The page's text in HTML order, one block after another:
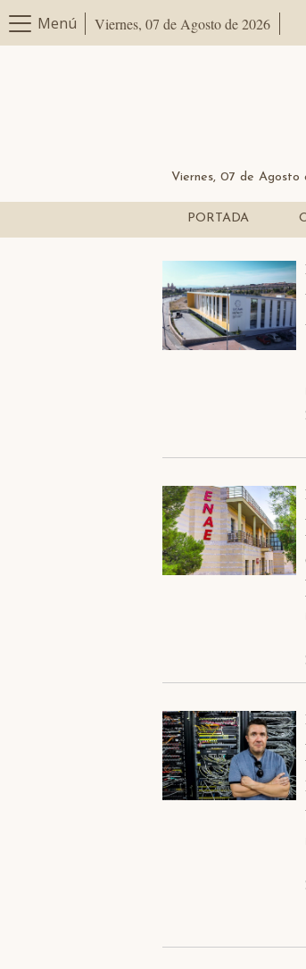
Menú Viernes, 07 de Agosto de 2026
Viernes, 07 de Agosto
PORTADA